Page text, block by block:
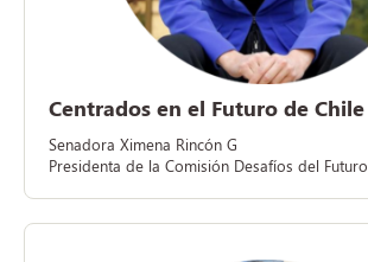
Centrados en el Futuro de Chile
Senadora Ximena Rincón G
Presidenta de la Comisión Desafíos del Futuro